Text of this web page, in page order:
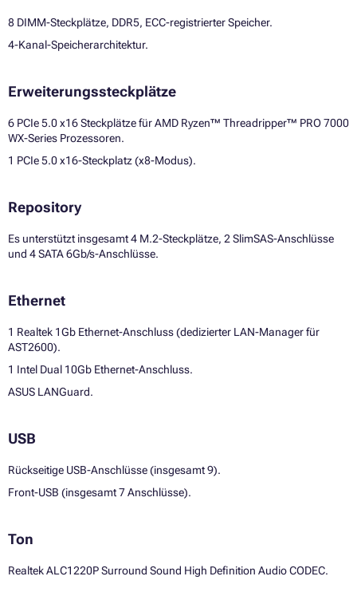
8 DIMM-Steckplätze, DDR5, ECC-registrierter Speicher.
4-Kanal-Speicherarchitektur.
Erweiterungssteckplätze
6 PCIe 5.0 x16 Steckplätze für AMD Ryzen™ Threadripper™ PRO 7000
WX-Series Prozessoren.
1 PCIe 5.0 x16-Steckplatz (x8-Modus).
Repository
Es unterstützt insgesamt 4 M.2-Steckplätze, 2 SlimSAS-Anschlüsse
und 4 SATA 6Gb/s-Anschlüsse.
Ethernet
1 Realtek 1Gb Ethernet-Anschluss (dedizierter LAN-Manager für
AST2600).
1 Intel Dual 10Gb Ethernet-Anschluss.
ASUS LANGuard.
USB
Rückseitige USB-Anschlüsse (insgesamt 9).
Front-USB (insgesamt 7 Anschlüsse).
Ton
Realtek ALC1220P Surround Sound High Definition Audio CODEC.